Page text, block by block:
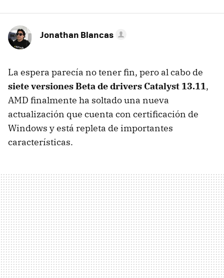
Jonathan Blancas
La espera parecía no tener fin, pero al cabo de
siete versiones Beta de drivers Catalyst 13.11,
AMD finalmente ha soltado una nueva
actualización que cuenta con certificación de
Windows y está repleta de importantes
características.